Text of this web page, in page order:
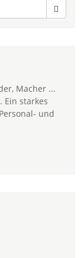
Macher ...
Ein starkes
und